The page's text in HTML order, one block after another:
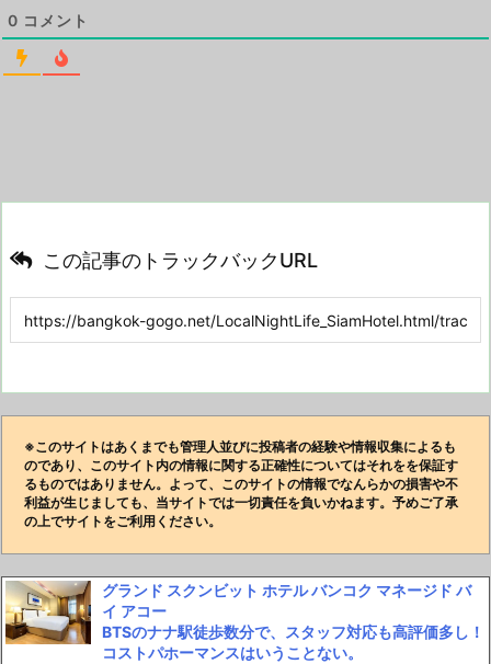
0 コメント
この記事のトラックバックURL
※このサイトはあくまでも管理人並びに投稿者の経験や情報収集によるも
のであり、このサイト内の情報に関する正確性についてはそれをを保証す
るものではありません。よって、このサイトの情報でなんらかの損害や不
利益が生じましても、当サイトでは一切責任を負いかねます。予めご了承
の上でサイトをご利用ください。
グランド スクンビット ホテル バンコク マネージド バ
イ アコー
BTSのナナ駅徒歩数分で、スタッフ対応も高評価多し！
コストパホーマンスはいうことない。